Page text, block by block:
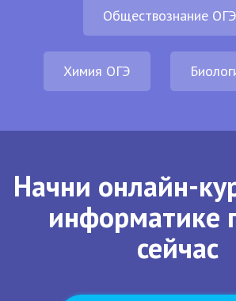
Обществознание ОГЭ
Химия ОГЭ
Начни онлайн-
информатике
сейчас